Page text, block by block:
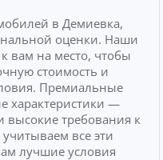
в Демиевка,
оценки. Наши
вам на место, чтобы
стоимость и
Премиальные
характеристики —
требования к
все эти
лучшие условия